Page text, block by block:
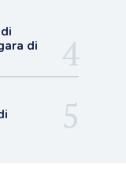
di